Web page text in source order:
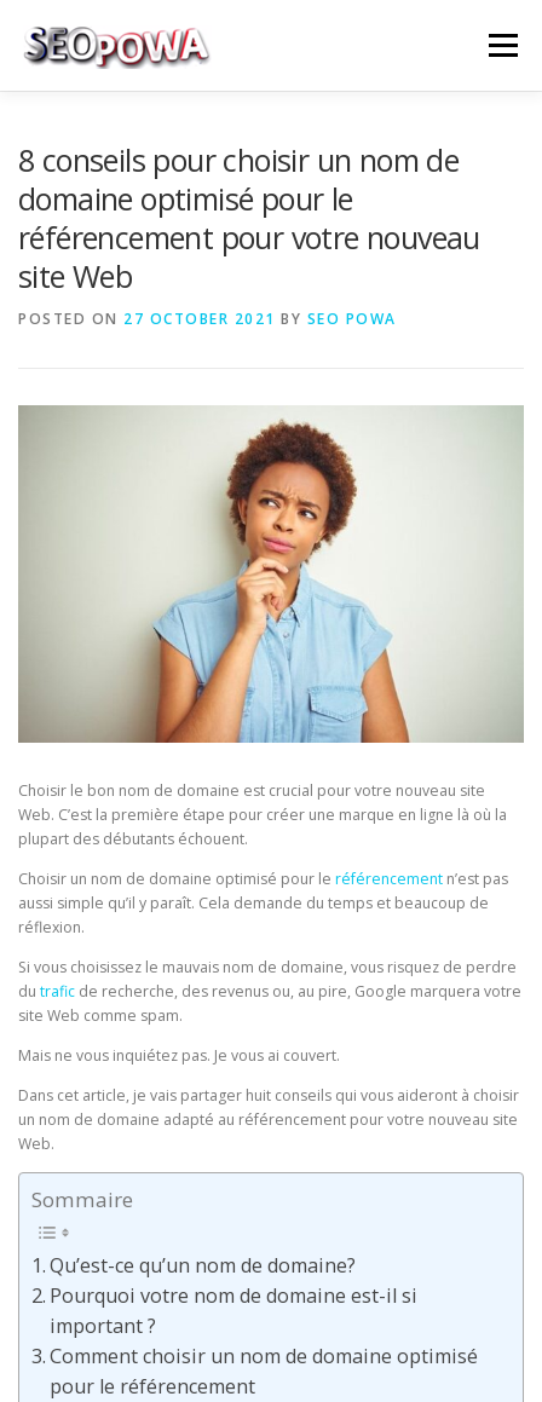
Menu
MES SERVICES CONTACTEZ MOI
8 conseils pour choisir un nom de
domaine optimisé pour le
référencement pour votre nouveau
site Web
POSTED ON 27 OCTOBER 2021 BY SEO POWA
Choisir le bon nom de domaine est crucial pour votre nouveau site
Web. C’est la première étape pour créer une marque en ligne là où la
plupart des débutants échouent.
Choisir un nom de domaine optimisé pour le référencement n’est pas
aussi simple qu’il y paraît. Cela demande du temps et beaucoup de
réflexion.
Si vous choisissez le mauvais nom de domaine, vous risquez de perdre
du trafic de recherche, des revenus ou, au pire, Google marquera votre
site Web comme spam.
Mais ne vous inquiétez pas. Je vous ai couvert.
Dans cet article, je vais partager huit conseils qui vous aideront à choisir
un nom de domaine adapté au référencement pour votre nouveau site
Web.
Sommaire
Qu’est-ce qu’un nom de domaine?
Pourquoi votre nom de domaine est-il si
important ?
Comment choisir un nom de domaine optimisé
pour le référencement